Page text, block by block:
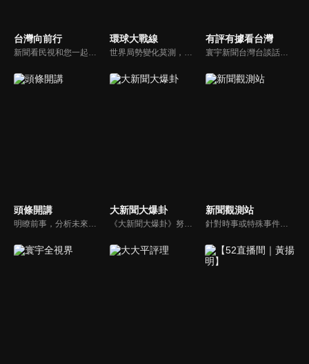
台灣向前行
新聞看民視和您一起討論最新最熱的時事新聞！
環球大戰線
世界局勢變化莫測，你我都身在其中，國際之間合縱連橫，外交、政治、經濟、軍事、科技，無所不爭、無所不戰，《環球大戰線》全方位觀點，與您一起剖析戰略，走進環球競爭最前線！
有評有據看台灣
寰宇新聞台灣台談話性節目《有評有據看台灣》節目跳脫來賓演繹的「浮誇情境式政論型態」，改採網路大數據點題，直視分析選情實相，帶您「有評、有據」的遍覽政經大小事。
頭條開講
明瞭前事，分析未來走向，周玉琴告訴您沒想到的大小事背後真相。你不理政治，政治卻未必不會影響你！世界政治勢力結構快速改變，新時代降臨，舊思想如何進化，台灣新思路能否頂得住大國衝擊，最接近民意的聲音，都在《頭條開講》。
大新聞大爆卦
《大新聞大爆卦》努力秉持著監督政府的精神，繼續在網路上努力說出事實。
新聞觀測站
針對時事或特殊事件邀請來賓進行深度探討，或專訪各領域傑出人士。